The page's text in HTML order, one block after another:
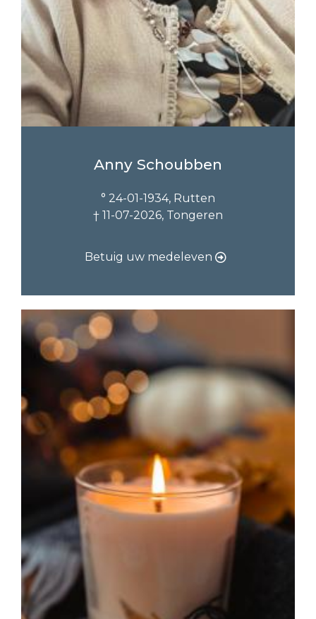
Anny Schoubben
° 24-01-1934, Rutten
† 11-07-2026, Tongeren
Betuig uw medeleven